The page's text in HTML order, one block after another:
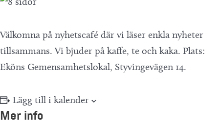
Välkomna på nyhetscafé där vi läser enkla nyheter
tillsammans. Vi bjuder på kaffe, te och kaka. Plats:
Eköns Gemensamhetslokal, Styvingevägen 14.
Lägg till i kalender
Mer info